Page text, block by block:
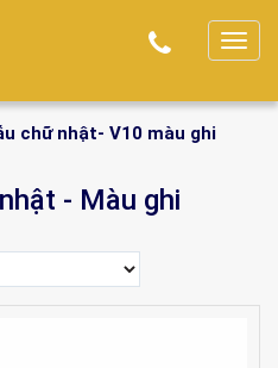
T
g
i
chữ nhật- V10 màu ghi
- Màu ghi